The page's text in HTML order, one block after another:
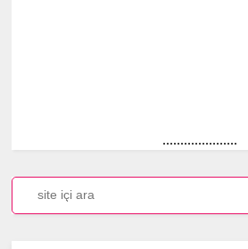
.....................